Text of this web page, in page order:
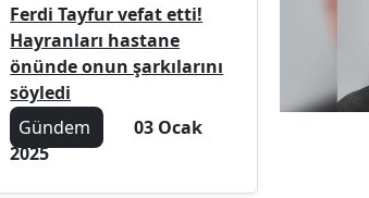
Ferdi Tayfur vefat etti!
Hayranları hastane
önünde onun şarkılarını
söyledi
Gündem
03 Ocak
2025